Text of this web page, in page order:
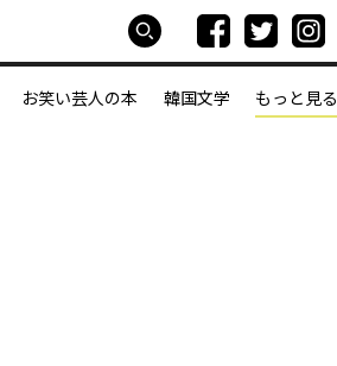
お笑い芸人の本 韓国文学 もっと見る